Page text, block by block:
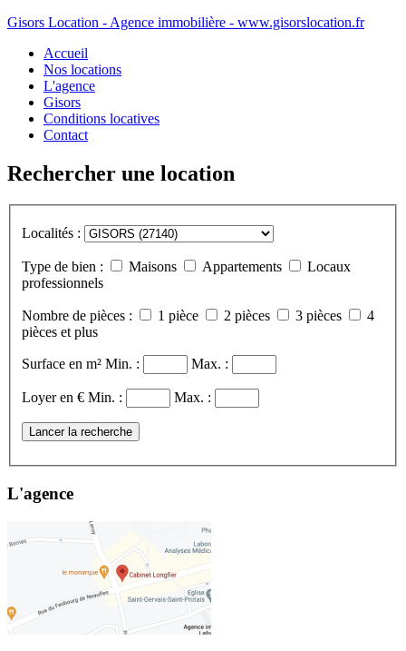
Gisors Location - Agence immobilière - www.gisorslocation.fr
Accueil
Nos locations
L'agence
Gisors
Conditions locatives
Contact
Rechercher une location
Localités :
Type de bien : Maisons Appartements
Locaux
professionnels
Nombre de pièces : 1 pièce 2 pièces 3 pièces
4
pièces et plus
Surface en m² Min. : Max. :
Loyer en € Min. : Max. :
Lancer la recherche
L'agence